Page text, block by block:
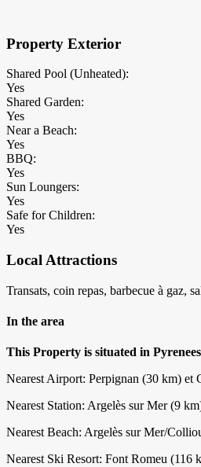
Property Exterior
Shared Pool (Unheated):
Yes
Shared Garden:
Yes
Near a Beach:
Yes
BBQ:
Yes
Sun Loungers:
Yes
Safe for Children:
Yes
Local Attractions
Transats, coin repas, barbecue à gaz,
In the area
This Property is situated in
Nearest Airport: Perpignan (30 km) et
Nearest Station: Argelès sur Mer (9
Nearest Beach: Argelès sur Mer/
Nearest Ski Resort: Font Romeu (116